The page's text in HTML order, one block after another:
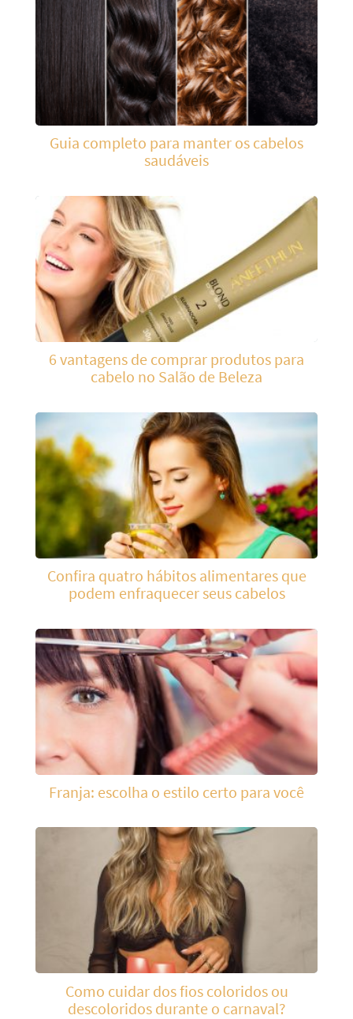
Guia completo para manter os cabelos
saudáveis
6 vantagens de comprar produtos para
cabelo no Salão de Beleza
Confira quatro hábitos alimentares que
podem enfraquecer seus cabelos
Franja: escolha o estilo certo para você
Como cuidar dos fios coloridos ou
descoloridos durante o carnaval?